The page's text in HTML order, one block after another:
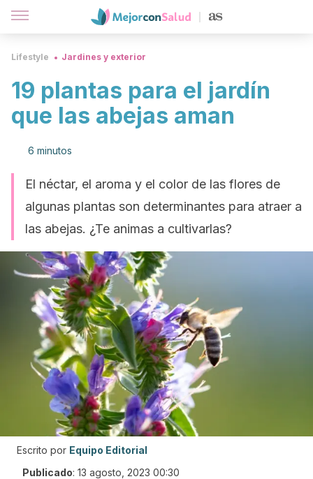
Lifestyle Jardines y exterior
19 plantas para el jardín
que las abejas aman
6 minutos
El néctar, el aroma y el color de las flores de
algunas plantas son determinantes para atraer a
las abejas. ¿Te animas a cultivarlas?
Escrito por Equipo Editorial
Publicado: 13 agosto, 2023 00:30